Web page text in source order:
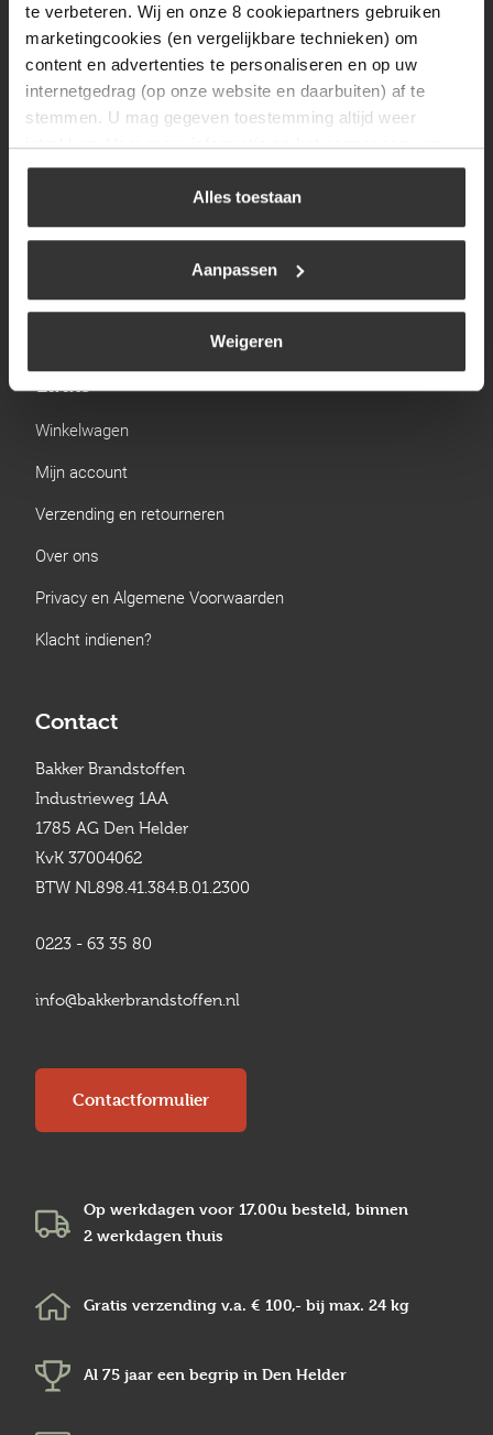
te verbeteren. Wij en onze 8 cookiepartners gebruiken
marketingcookies (en vergelijkbare technieken) om
content en advertenties te personaliseren en op uw
internetgedrag (op onze website en daarbuiten) af te
stemmen. U mag gegeven toestemming altijd weer
intrekken. Voor meer informatie en het aanpassen van
uw keuze op onze website verwijzen wij u naar ons
Alles toestaan
Aanpassen
Weigeren
Zondag
Gesloten
Navigatie
Brandstoffen
Gastechniek
Links
Winkelwagen
Mijn account
Verzending en retourneren
Over ons
Privacy en Algemene Voorwaarden
Klacht indienen?
Contact
Bakker Brandstoffen
Industrieweg 1AA
1785 AG Den Helder
KvK 37004062
BTW NL898.41.384.B.01.2300
0223 - 63 35 80
info@bakkerbrandstoffen.nl
Contactformulier
Op werkdagen voor 17.00u besteld, binnen
2 werkdagen thuis
Gratis verzending v.a. € 100,- bij max. 24 kg
Al 75 jaar een begrip in Den Helder